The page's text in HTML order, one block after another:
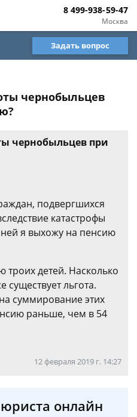
Москва
8 499-938-59-47
Задать вопрос
чернобыльцев
чернобыльцев при
подвергшихся
катастрофы
я выхожу на пенсию
троих детей. Насколько
существует льгота.
суммирование этих
раньше, чем в 54
12 февраля 2019 г. 14:27
онлайн